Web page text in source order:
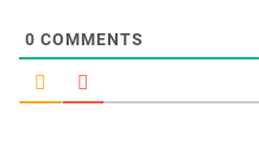
0 COMMENTS